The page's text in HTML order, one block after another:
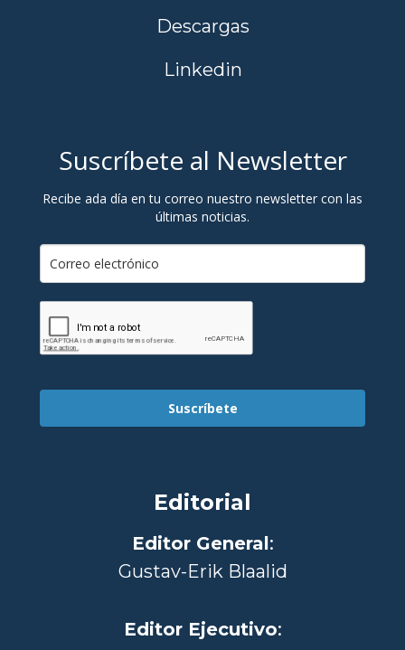
Descargas
Linkedin
Suscríbete al Newsletter
Recibe ada día en tu correo nuestro newsletter con las
últimas noticias.
Suscríbete
Editorial
Editor General:
Gustav-Erik Blaalid
Editor Ejecutivo: